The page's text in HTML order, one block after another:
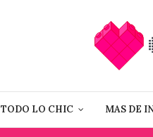
TODO LO CHIC MAS DE